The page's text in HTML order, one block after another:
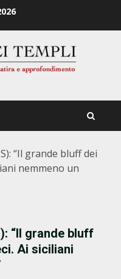
“Il grande bluff dei
nemmeno un
“Il grande bluff
Ai siciliani